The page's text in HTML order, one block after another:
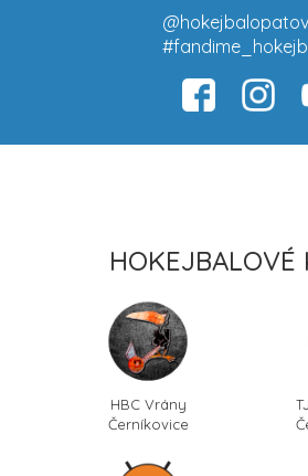
HOKEJBALOVÉ
HBC Vrány
Černíkovice